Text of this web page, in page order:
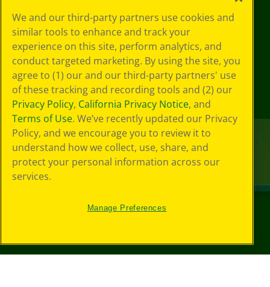
We and our third-party partners use cookies and
similar tools to enhance and track your
experience on this site, perform analytics, and
conduct targeted marketing. By using the site, you
agree to (1) our and our third-party partners' use
of these tracking and recording tools and (2) our
Privacy Policy, California Privacy Notice, and
Terms of Use. We’ve recently updated our Privacy
Policy, and we encourage you to review it to
understand how we collect, use, share, and
protect your personal information across our
services.
Manage Preferences